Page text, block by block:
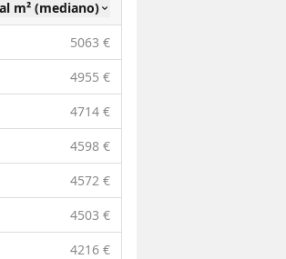
m² (mediano)
5063 €
4955 €
4714 €
4598 €
4572 €
4503 €
4216 €